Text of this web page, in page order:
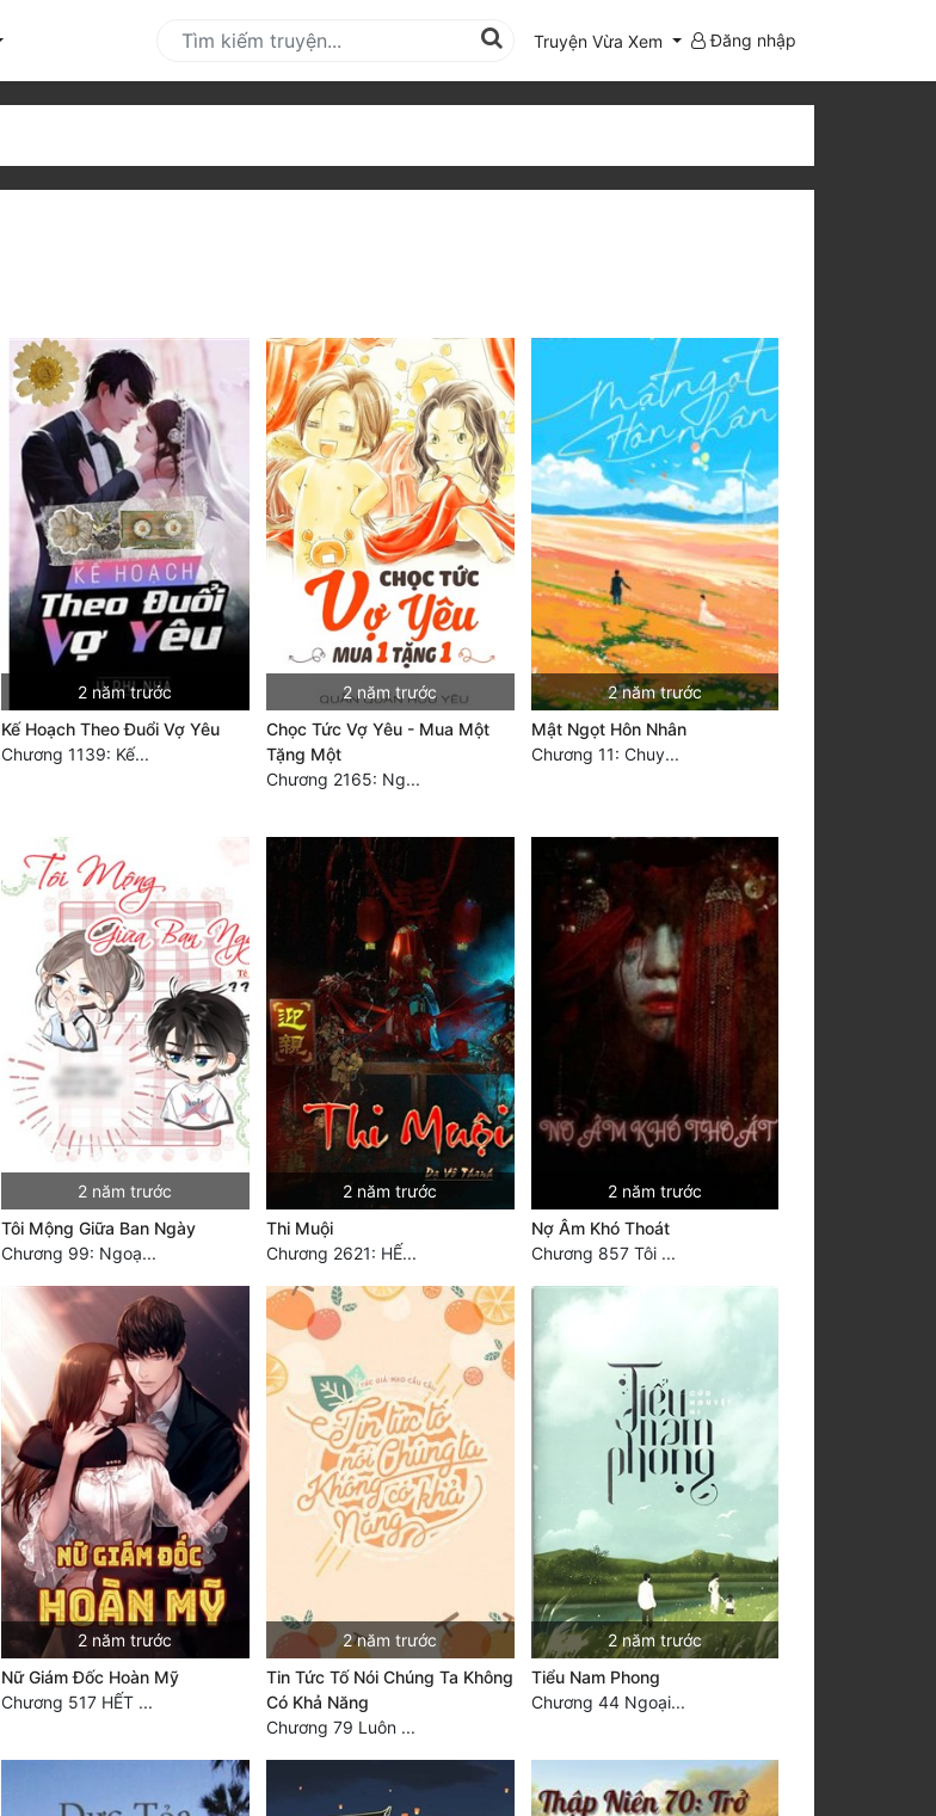
Truyện Vừa Xem Đăng nhập
2 năm trước
Kế Hoạch Theo Đuổi Vợ Yêu
Chương 1139: Kế...
2 năm trước
Chọc Tức Vợ Yêu - Mua Một
Tặng Một
Chương 2165: Ng...
2 năm trước
Mật Ngọt Hôn Nhân
Chương 11: Chuy...
2 năm trước
Tôi Mộng Giữa Ban Ngày
Chương 99: Ngoạ...
2 năm trước
Thi Muội
Chương 2621: HẾ...
2 năm trước
Nợ Âm Khó Thoát
Chương 857 Tôi ...
2 năm trước
Nữ Giám Đốc Hoàn Mỹ
Chương 517 HẾT ...
2 năm trước
Tin Tức Tố Nói Chúng Ta Không
Có Khả Năng
Chương 79 Luôn ...
2 năm trước
Tiểu Nam Phong
Chương 44 Ngoại...